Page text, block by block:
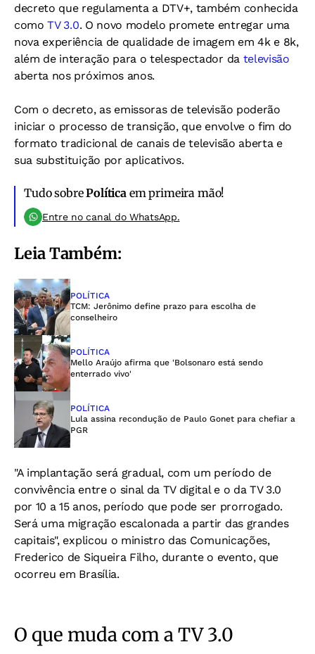
decreto que regulamenta a DTV+, também conhecida
comoTV 3.0. O novo modelo promete entregar uma
nova experiência de qualidade de imagem em 4k e 8k,
além de interação para o telespectador da televisão
aberta nos próximos anos.
Com o decreto, as emissoras de televisão poderão
iniciar o processo de transição, que envolve o fim do
formato tradicional de canais de televisão aberta e
sua substituição por aplicativos.
Tudo sobrePolítica em primeira mão!
Entre no canal do WhatsApp.
Leia Também:
POLÍTICA
TCM: Jerônimo define prazo para escolha de
conselheiro
POLÍTICA
Mello Araújo afirma que 'Bolsonaro está sendo
enterrado vivo'
POLÍTICA
Lula assina recondução de Paulo Gonet para chefiar a
PGR
"A implantação será gradual, com um período de
convivência entre o sinal da TV digital e o da TV 3.0
por 10 a 15 anos, período que pode ser prorrogado.
Será uma migração escalonada a partir das grandes
capitais", explicou o ministro das Comunicações,
Frederico de Siqueira Filho, durante o evento, que
ocorreu em Brasília.
O que muda com a TV 3.0